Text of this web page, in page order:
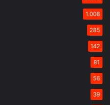
1.008
285
142
81
56
39